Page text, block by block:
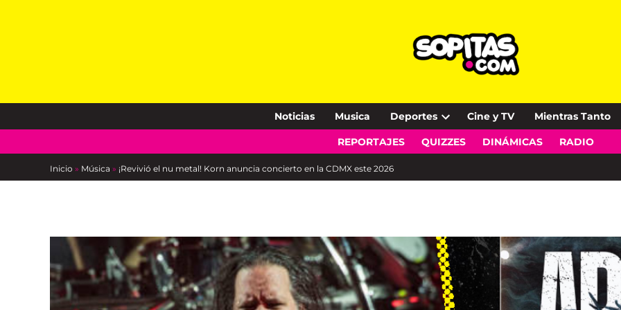
Noticias Musica Deportes
Open
dropdown
Cine y TV Mientras Tanto
REPORTAJES QUIZZES DINÁMICAS RADIO
Inicio » Música » ¡Revivió el nu metal! Korn anuncia concierto en la CDMX este 2026